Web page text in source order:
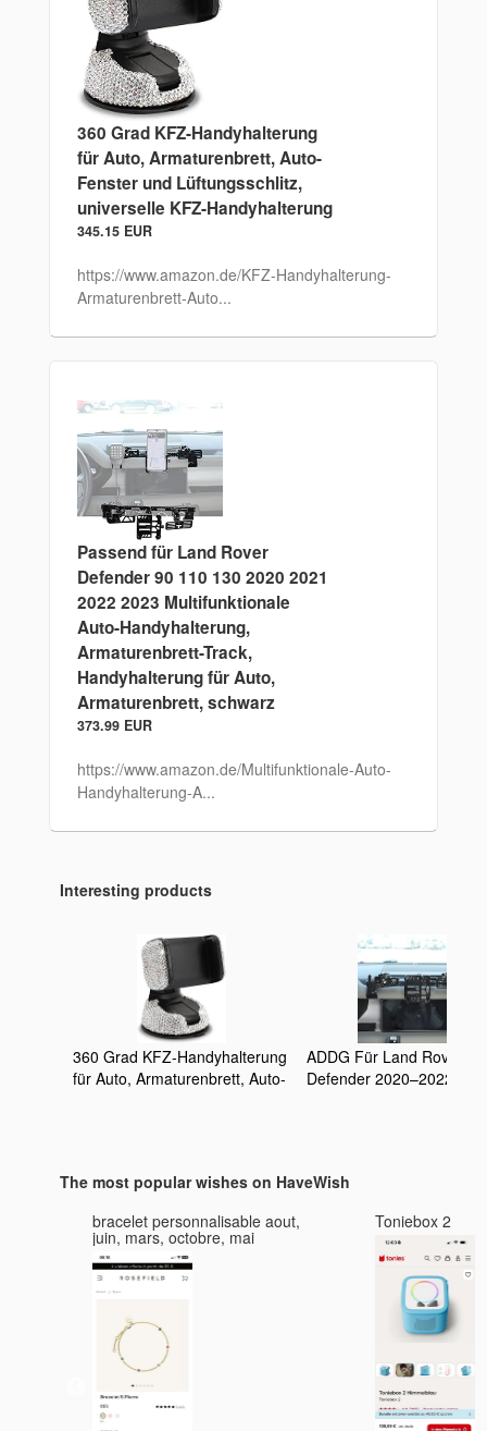
360 Grad KFZ-Handyhalterung
für Auto, Armaturenbrett, Auto-
Fenster und Lüftungsschlitz,
universelle KFZ-Handyhalterung
345.15 EUR
https://www.amazon.de/KFZ-Handyhalterung-
Armaturenbrett-Auto...
Passend für Land Rover
Defender 90 110 130 2020 2021
2022 2023 Multifunktionale
Auto-Handyhalterung,
Armaturenbrett-Track,
Handyhalterung für Auto,
Armaturenbrett, schwarz
373.99 EUR
https://www.amazon.de/Multifunktionale-Auto-
Handyhalterung-A...
Interesting products
360 Grad KFZ-Handyhalterung
für Auto, Armaturenbrett, Auto-
ADDG Für Land Rover
Defender 2020–2022,
The most popular wishes on HaveWish
bracelet personnalisable aout,
juin, mars, octobre, mai
Toniebox 2